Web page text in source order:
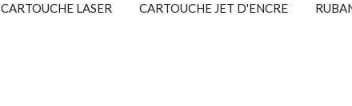
CARTOUCHE LASER CARTOUCHE JET D'ENCRE